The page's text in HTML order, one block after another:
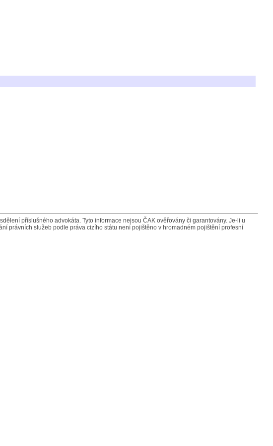
příslušného advokáta. Tyto informace nejsou ČAK ověřovány či garantovány. Je-li u
právních služeb podle práva cizího státu není pojištěno v hromadném pojištění profesní